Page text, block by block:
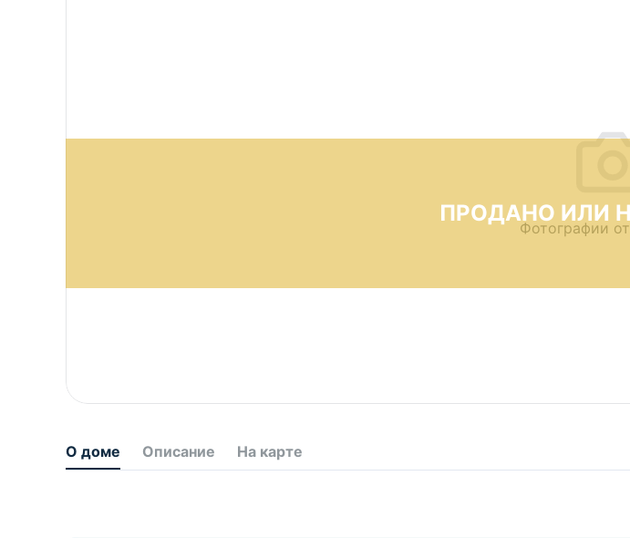
ПРОДАНО ИЛИ
Фотографии
О доме Описание На карте